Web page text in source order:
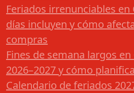
Feriados irrenunciables en
días incluyen y cómo
compras
Fines de semana largos
2026–2027 y cómo
Calendario de feriados